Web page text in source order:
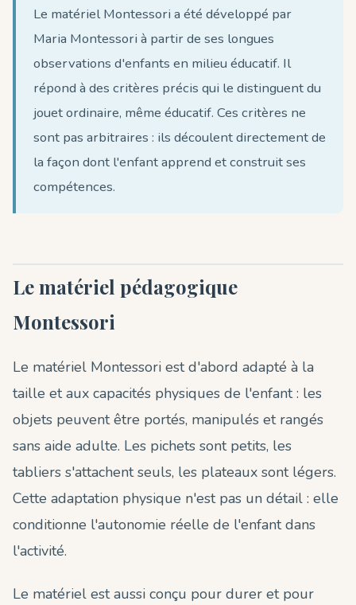
Le matériel Montessori a été développé par
Maria Montessori à partir de ses longues
observations d'enfants en milieu éducatif. Il
répond à des critères précis qui le distinguent du
jouet ordinaire, même éducatif. Ces critères ne
sont pas arbitraires : ils découlent directement de
la façon dont l'enfant apprend et construit ses
compétences.
Le matériel pédagogique
Montessori
Le matériel Montessori est d'abord adapté à la
taille et aux capacités physiques de l'enfant : les
objets peuvent être portés, manipulés et rangés
sans aide adulte. Les pichets sont petits, les
tabliers s'attachent seuls, les plateaux sont légers.
Cette adaptation physique n'est pas un détail : elle
conditionne l'autonomie réelle de l'enfant dans
l'activité.
Le matériel est aussi conçu pour durer et pour